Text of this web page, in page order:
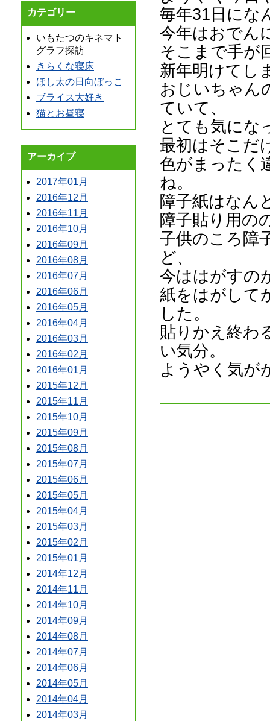
カテゴリー
いもたつのキネマト
グラフ探訪
きらくな寝床
ほし太の日向ぼっこ
ブライス大好き
猫とお昼寝
アーカイブ
2017年01月
2016年12月
2016年11月
2016年10月
2016年09月
2016年08月
2016年07月
2016年06月
2016年05月
2016年04月
2016年03月
2016年02月
2016年01月
2015年12月
2015年11月
2015年10月
2015年09月
2015年08月
2015年07月
2015年06月
2015年05月
2015年04月
2015年03月
2015年02月
2015年01月
2014年12月
2014年11月
2014年10月
2014年09月
2014年08月
2014年07月
2014年06月
2014年05月
2014年04月
2014年03月
毎年31日にな
今年はおでん
そこまで手が
新年明けてし
おじいちゃん
ていて、
とても気にな
最初はそこだ
色がまったく
ね。
障子紙はなん
障子貼り用の
子供のころ障
ど、
今ははがすの
紙をはがして
した。
貼りかえ終わ
い気分。
ようやく気が